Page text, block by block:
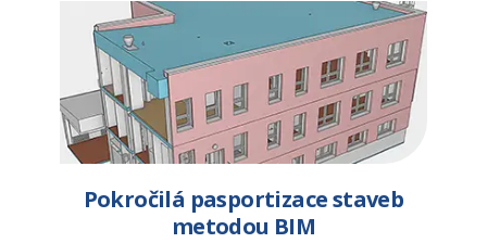
Pokročilá pasportizace staveb
metodou BIM